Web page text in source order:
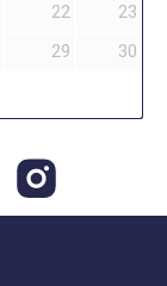
22
23
29
30